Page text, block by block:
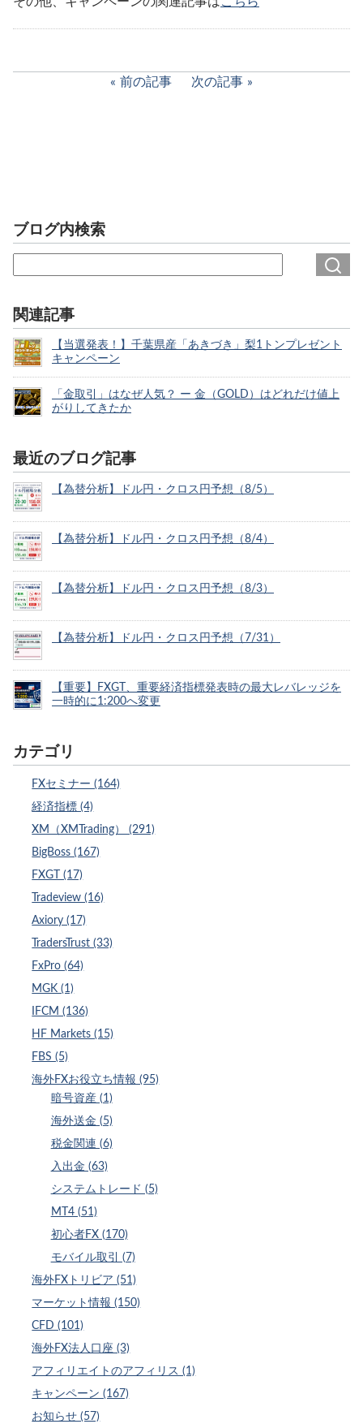
前の記事 次の記事
ブログ内検索
関連記事
【当選発表！】千葉県産「あきづき」梨1トンプレゼント
キャンペーン
「金取引」はなぜ人気？ ー 金（GOLD）はどれだけ値上
がりしてきたか
最近のブログ記事
【為替分析】ドル円・クロス円予想（8/5）
【為替分析】ドル円・クロス円予想（8/4）
【為替分析】ドル円・クロス円予想（8/3）
【為替分析】ドル円・クロス円予想（7/31）
【重要】FXGT、重要経済指標発表時の最大レバレッジを
一時的に1:200へ変更
カテゴリ
FXセミナー (164)
経済指標 (4)
XM（XMTrading） (291)
BigBoss (167)
FXGT (17)
Tradeview (16)
Axiory (17)
TradersTrust (33)
FxPro (64)
MGK (1)
IFCM (136)
HF Markets (15)
FBS (5)
海外FXお役立ち情報 (95)
暗号資産 (1)
海外送金 (5)
税金関連 (6)
入出金 (63)
システムトレード (5)
MT4 (51)
初心者FX (170)
モバイル取引 (7)
海外FXトリビア (51)
マーケット情報 (150)
CFD (101)
海外FX法人口座 (3)
アフィリエイトのアフィリス (1)
キャンペーン (167)
お知らせ (57)